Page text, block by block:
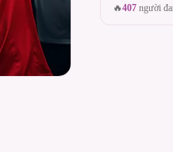
🔥407 người